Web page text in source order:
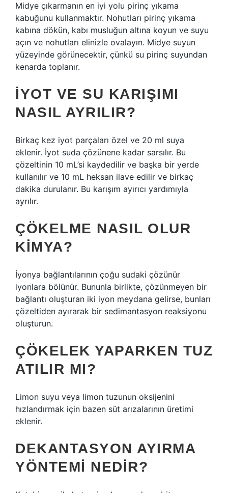
Midye çıkarmanın en iyi yolu pirinç yıkama
kabuğunu kullanmaktır. Nohutları pirinç yıkama
kabına dökün, kabı musluğun altına koyun ve suyu
açın ve nohutları elinizle ovalayın. Midye suyun
yüzeyinde görünecektir, çünkü su pirinç suyundan
kenarda toplanır.
İYOT VE SU KARIŞIMI
NASIL AYRILIR?
Birkaç kez iyot parçaları özel ve 20 ml suya
eklenir. İyot suda çözünene kadar sarsılır. Bu
çözeltinin 10 mL’si kaydedilir ve başka bir yerde
kullanılır ve 10 mL heksan ilave edilir ve birkaç
dakika durulanır. Bu karışım ayırıcı yardımıyla
ayrılır.
ÇÖKELME NASIL OLUR
KIMYA?
İyonya bağlantılarının çoğu sudaki çözünür
iyonlara bölünür. Bununla birlikte, çözünmeyen bir
bağlantı oluşturan iki iyon meydana gelirse, bunları
çözeltiden ayırarak bir sedimantasyon reaksiyonu
oluşturun.
ÇÖKELEK YAPARKEN TUZ
ATILIR MI?
Limon suyu veya limon tuzunun oksijenini
hızlandırmak için bazen süt arızalarının üretimi
eklenir.
DEKANTASYON AYIRMA
YÖNTEMI NEDIR?